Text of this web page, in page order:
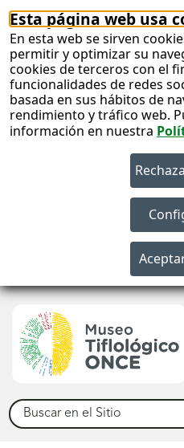
Esta página web usa
En esta web se sirven
permitir y optimizar su
cookies de terceros con el
funcionalidades de redes
basada en sus hábitos de
rendimiento y tráfico web.
información en nuestra
Buscar